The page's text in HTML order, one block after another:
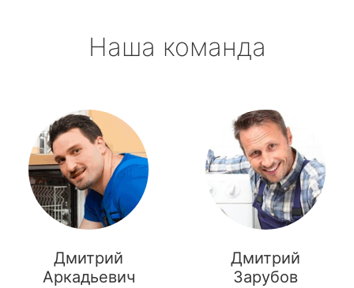
Наша команда
Дмитрий
Аркадьевич
Дмитрий
Зарубов